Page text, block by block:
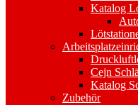
Katalog
Cejn
Katalog
Zubehör